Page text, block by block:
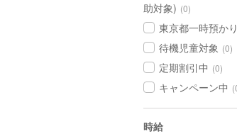
助対象) (0)
東京都一時預か
待機児童対象 (0)
定期割引中 (0)
キャンペーン中
時給